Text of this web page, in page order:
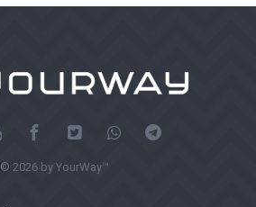
© 2026 by YourWay™